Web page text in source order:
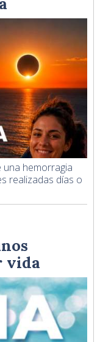
una hemorragia
realizadas días o
vida